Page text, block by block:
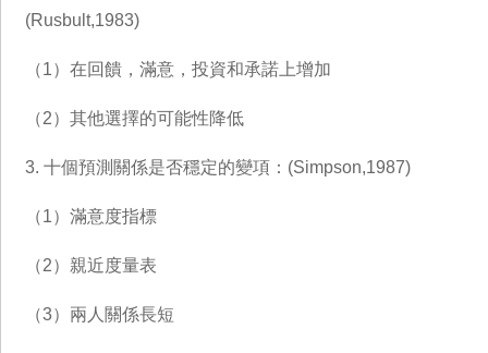
(Rusbult,1983)
（1）在回饋，滿意，投資和承諾上增加
（2）其他選擇的可能性降低
3. 十個預測關係是否穩定的變項：(Simpson,1987)
（1）滿意度指標
（2）親近度量表
（3）兩人關係長短